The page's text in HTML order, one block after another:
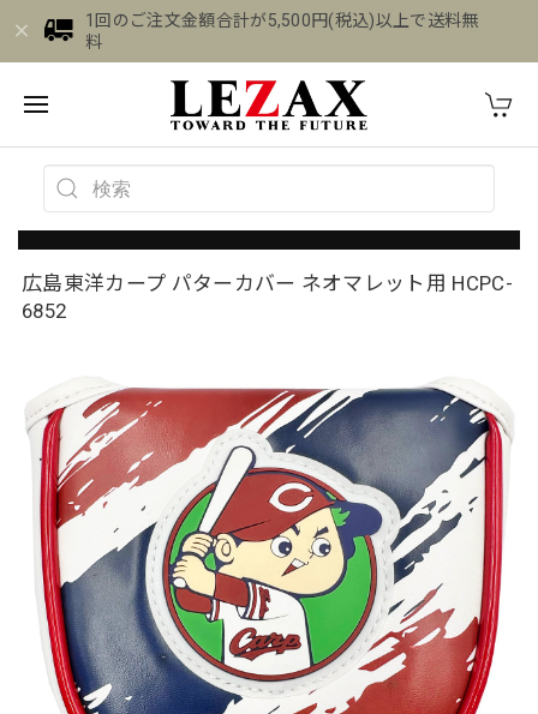
1回のご注文金額合計が5,500円(税込)以上で送料無
料
広島東洋カープ パターカバー ネオマレット用 HCPC-
6852